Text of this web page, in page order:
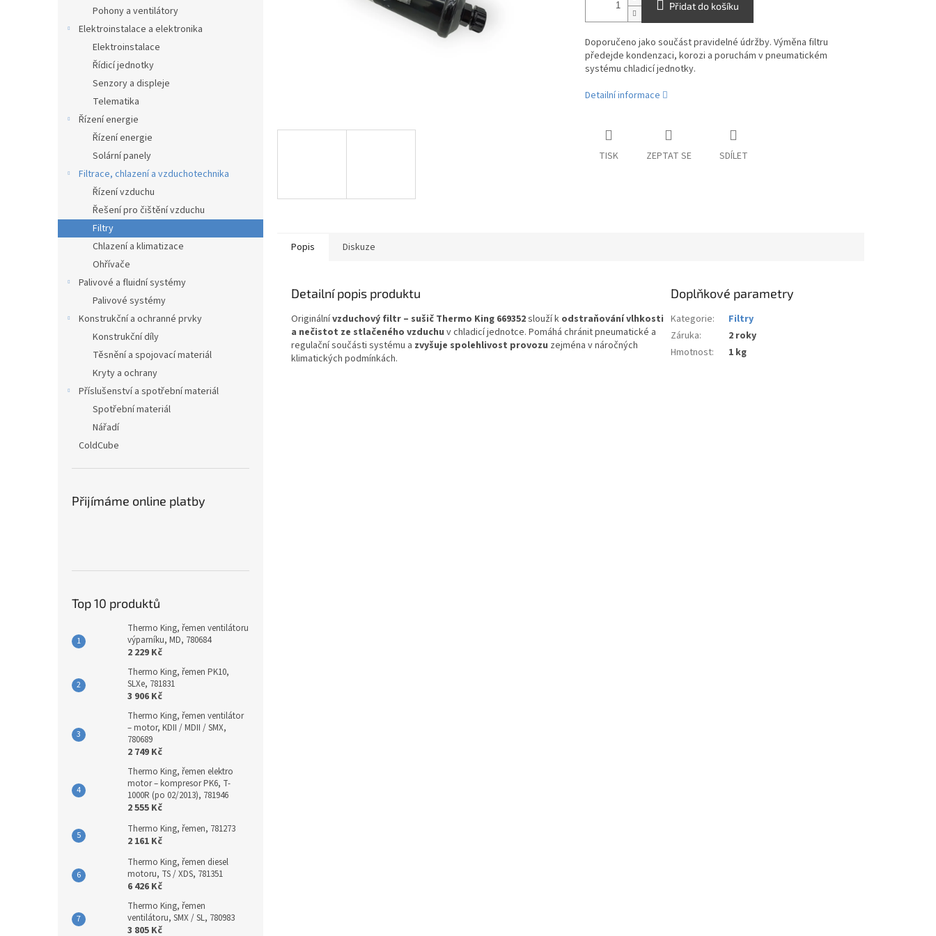
Pohony a ventilátory
Elektroinstalace a elektronika
Elektroinstalace
Řídicí jednotky
Senzory a displeje
Telematika
Řízení energie
Řízení energie
Solární panely
Filtrace, chlazení a vzduchotechnika
Řízení vzduchu
Řešení pro čištění vzduchu
Filtry
Chlazení a klimatizace
Ohřívače
Palivové a fluidní systémy
Palivové systémy
Konstrukční a ochranné prvky
Konstrukční díly
Těsnění a spojovací materiál
Kryty a ochrany
Příslušenství a spotřební materiál
Spotřební materiál
Nářadí
ColdCube
Přijímáme online platby
Top 10 produktů
Thermo King, řemen ventilátoru
výparníku, MD, 780684
2 229 Kč
Thermo King, řemen PK10,
SLXe, 781831
3 906 Kč
Thermo King, řemen ventilátor
– motor, KDII / MDII / SMX,
780689
2 749 Kč
Thermo King, řemen elektro
motor – kompresor PK6, T-
1000R (po 02/2013), 781946
2 555 Kč
Thermo King, řemen, 781273
2 161 Kč
Thermo King, řemen diesel
motoru, TS / XDS, 781351
6 426 Kč
Thermo King, řemen
ventilátoru, SMX / SL, 780983
3 805 Kč
Přidat do košíku
Doporučeno jako součást pravidelné údržby. Výměna filtru
předejde kondenzaci, korozi a poruchám v pneumatickém
systému chladicí jednotky.
Detailní informace
TISK ZEPTAT SE SDÍLET
Popis Diskuze
Detailní popis produktu
Originálnívzduchový filtr – sušič Thermo King 669352slouží k odstraňování vlhkosti
a nečistot ze stlačeného vzduchu v chladicí jednotce. Pomáhá chránit pneumatické a
regulační součásti systému a zvyšuje spolehlivost provozu zejména v náročných
klimatických podmínkách.
Doplňkové parametry
Kategorie:
Filtry
Záruka:
2 roky
Hmotnost: 1 kg